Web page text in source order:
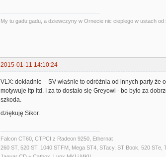
My tu gadu gadu, a dziewczyny w Ornecie nic cieplego w ustach od
2015-01-11 14:10:24
VLX: dokładnie - SV właśnie to odróżnia od innych party
motywuje itp itd. I za to dostało się Greyowi - bo było za
szkoda.
dziękuję Sikor.
Falcon CT60, CTPCI z Radeon 9250, Ethernat
260 ST, 520 ST, 1040 STFM, Mega ST4, STacy, ST Book, 520 STe,